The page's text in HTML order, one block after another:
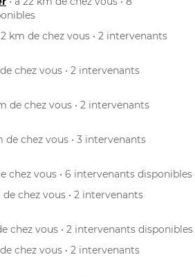
km de chez vous • 2 intervenants
de chez vous • 2 intervenants
de chez vous • 2 intervenants
de chez vous • 3 intervenants
chez vous • 6 intervenants disponibles
de chez vous • 2 intervenants
chez vous • 2 intervenants disponibles
de chez vous • 2 intervenants